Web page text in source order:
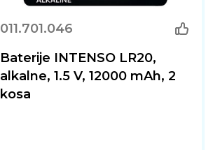
011.701.046
Baterije INTENSO LR20,
alkalne, 1.5 V, 12000 mAh, 2
kosa